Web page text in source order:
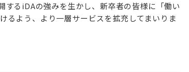
するiDAの強みを生かし、新卒者の皆様に「働い
るよう、より一層サービスを拡充してまいりま